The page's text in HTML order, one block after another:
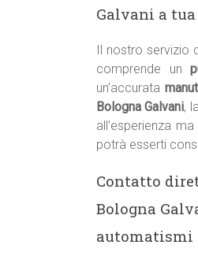
Galvani a
Il nostro servizio
comprende un
un’accurata
Bologna Galvani,
all’esperienza
potrà esserti
Contatto
Bologna
automatismi